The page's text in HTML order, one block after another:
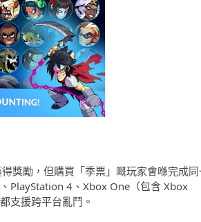
獎勵，但購買「季票」嘅玩家會喺完成
PlayStation 4、Xbox One（包含 Xbox
支援跨平台亂鬥。